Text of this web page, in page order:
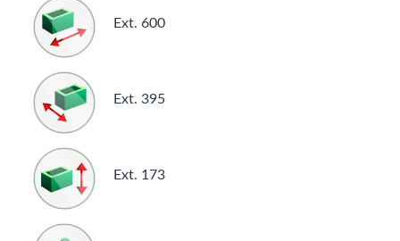
Ext. 600
Ext. 395
Ext. 173